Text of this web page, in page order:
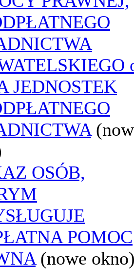
JEDNOSTEK
OSÓB,
POMOC
(nowe